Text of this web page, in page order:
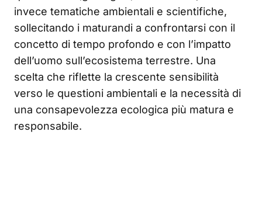
invece tematiche ambientali e scientifiche,
sollecitando i maturandi a confrontarsi con il
concetto di tempo profondo e con l’impatto
dell’uomo sull’ecosistema terrestre. Una
scelta che riflette la crescente sensibilità
verso le questioni ambientali e la necessità di
una consapevolezza ecologica più matura e
responsabile.